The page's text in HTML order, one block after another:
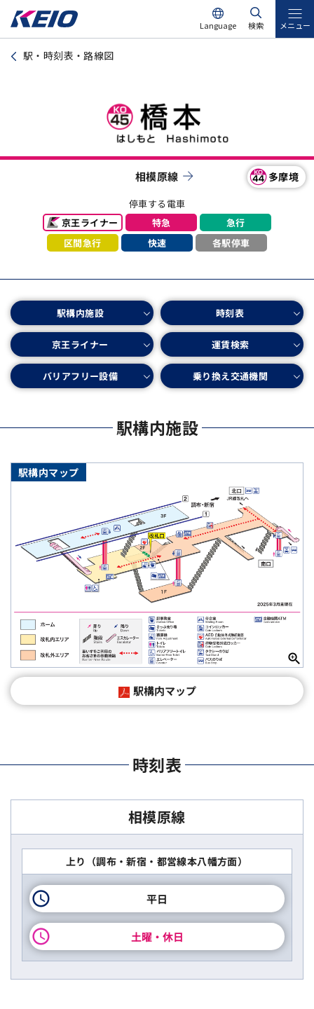
Language 検索 メニュー
駅・時刻表・路線図
相模原線 多摩境
停車する電車
京王ライナー
特急 急行
区間急行 快速 各駅停車
駅構内施設 時刻表
京王ライナー 運賃検索
バリアフリー設備 乗り換え交通機関
駅構内施設
駅構内マップ
駅構内マップ
時刻表
相模原線
上り（調布・新宿・都営線本八幡方面）
平日
土曜・休日